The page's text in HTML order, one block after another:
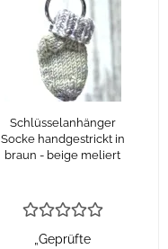
Schlüsselanhänger
Socke handgestrickt in
braun - beige meliert
„Geprüfte